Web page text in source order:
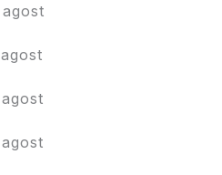
agost
agost
agost
agost